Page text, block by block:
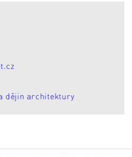
dějin architektury